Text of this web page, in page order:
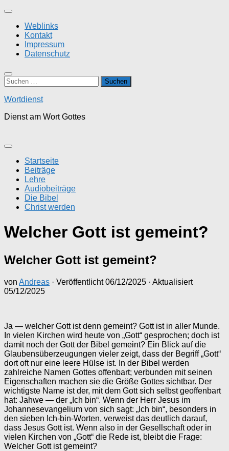
Zum
springenWeblinks
Kontakt
Impressum
Datenschutz
Suchen
nach:
Wortdienst
Dienst am Wort Gottes
Startseite
Beiträge
Lehre
Audiobeiträge
Die Bibel
Christ werden
Welcher Gott ist gemeint?
Welcher Gott ist gemeint?
von Andreas · Veröffentlicht06/12/2025 · Aktualisiert
05/12/2025
Ja — welcher Gott ist denn gemeint? Gott ist in aller Munde.
In vielen Kirchen wird heute von „Gott“ gesprochen; doch ist
damit noch der Gott der Bibel gemeint? Ein Blick auf die
Glaubensüberzeugungen vieler zeigt, dass der Begriff „Gott“
dort oft nur eine leere Hülse ist. In der Bibel werden
zahlreiche Namen Gottes offenbart; verbunden mit seinen
Eigenschaften machen sie die Größe Gottes sichtbar. Der
wichtigste Name ist der, mit dem Gott sich selbst geoffenbart
hat: Jahwe — der „Ich bin“. Wenn der Herr Jesus im
Johannesevangelium von sich sagt: „Ich bin“, besonders in
den sieben Ich‑bin‑Worten, verweist das deutlich darauf,
dass Jesus Gott ist. Wenn also in der Gesellschaft oder in
vielen Kirchen von „Gott“ die Rede ist, bleibt die Frage:
Welcher Gott ist gemeint?